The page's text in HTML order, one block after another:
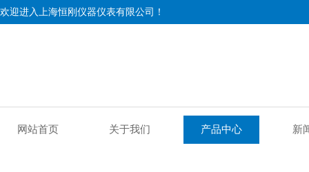
欢迎进入上海恒刚仪器仪表有限公司！
网站首页 关于我们 产品中心 新